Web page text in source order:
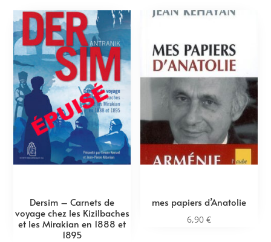
Dersim – Carnets de
voyage chez les Kizilbaches
et les Mirakian en 1888 et
1895
mes papiers d’Anatolie
6,90 €